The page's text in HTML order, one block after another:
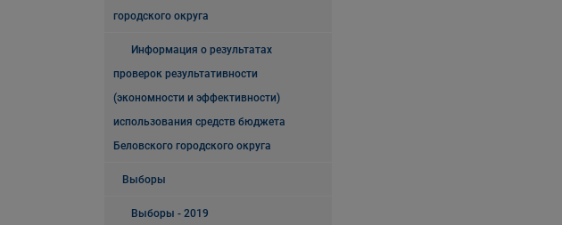
городского округа
Информация о результатах
проверок результативности
(экономности и эффективности)
использования средств бюджета
Беловского городского округа
Выборы
Выборы - 2019